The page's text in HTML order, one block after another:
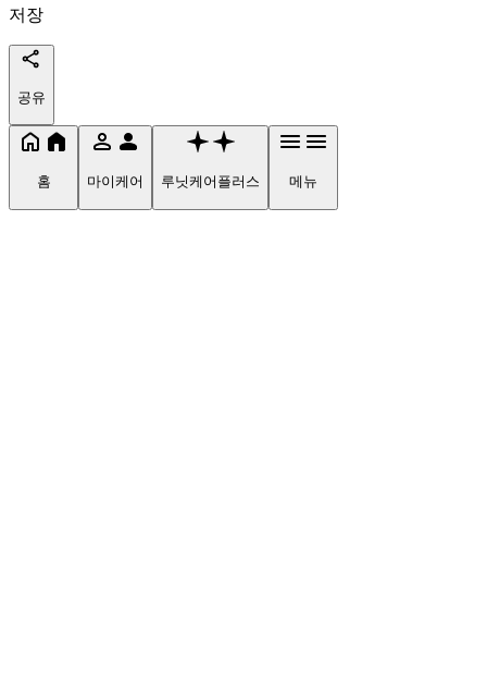
저장
공유
홈 마이케어 루닛케어플러스 메뉴